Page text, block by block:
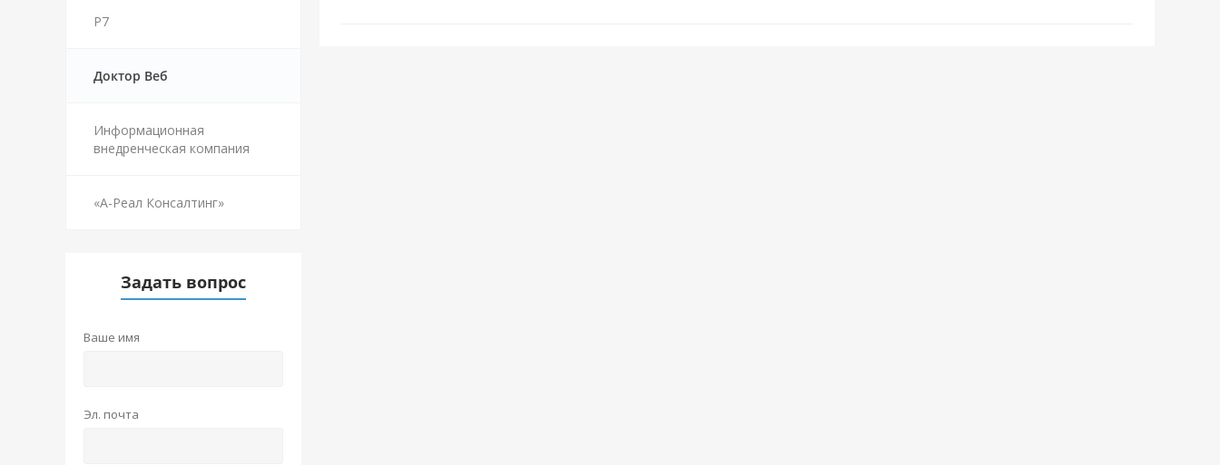
Р7
Доктор Веб
Информационная
внедренческая компания
«А-Реал Консалтинг»
Задать вопрос
Ваше имя
Эл. почта